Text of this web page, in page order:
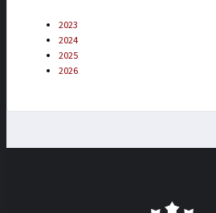
2023
2024
2025
2026